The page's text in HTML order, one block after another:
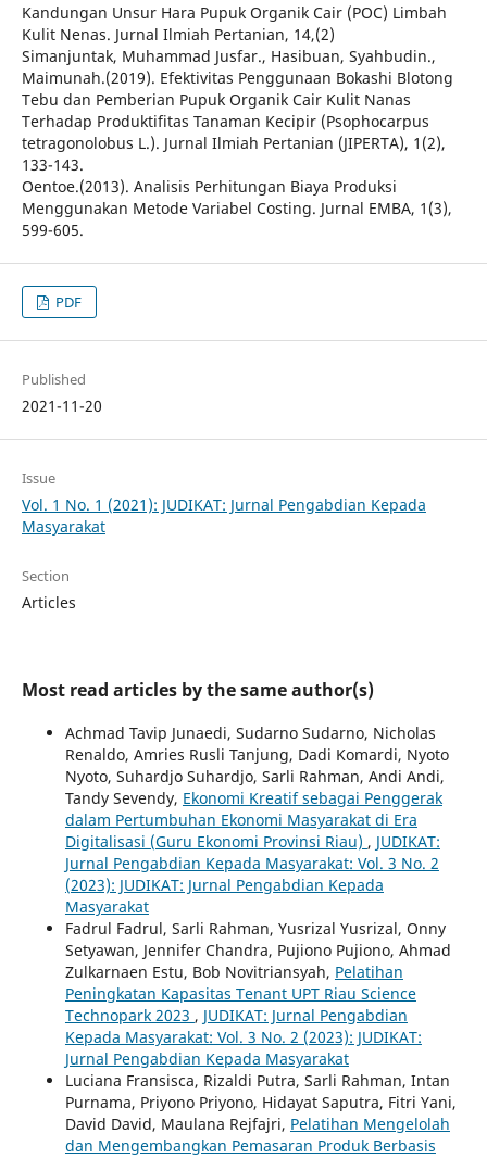
Kandungan Unsur Hara Pupuk Organik Cair (POC) Limbah
Kulit Nenas. Jurnal Ilmiah Pertanian, 14,(2)
Simanjuntak, Muhammad Jusfar., Hasibuan, Syahbudin.,
Maimunah.(2019). Efektivitas Penggunaan Bokashi Blotong
Tebu dan Pemberian Pupuk Organik Cair Kulit Nanas
Terhadap Produktifitas Tanaman Kecipir (Psophocarpus
tetragonolobus L.). Jurnal Ilmiah Pertanian (JIPERTA), 1(2),
133-143.
Oentoe.(2013). Analisis Perhitungan Biaya Produksi
Menggunakan Metode Variabel Costing. Jurnal EMBA, 1(3),
599-605.
PDF
Published
2021-11-20
Issue
Vol. 1 No. 1 (2021): JUDIKAT: Jurnal Pengabdian Kepada
Masyarakat
Section
Articles
Most read articles by the same author(s)
Achmad Tavip Junaedi, Sudarno Sudarno, Nicholas
Renaldo, Amries Rusli Tanjung, Dadi Komardi, Nyoto
Nyoto, Suhardjo Suhardjo, Sarli Rahman, Andi Andi,
Tandy Sevendy, Ekonomi Kreatif sebagai Penggerak
dalam Pertumbuhan Ekonomi Masyarakat di Era
Digitalisasi (Guru Ekonomi Provinsi Riau) , JUDIKAT:
Jurnal Pengabdian Kepada Masyarakat: Vol. 3 No. 2
(2023): JUDIKAT: Jurnal Pengabdian Kepada
Masyarakat
Fadrul Fadrul, Sarli Rahman, Yusrizal Yusrizal, Onny
Setyawan, Jennifer Chandra, Pujiono Pujiono, Ahmad
Zulkarnaen Estu, Bob Novitriansyah, Pelatihan
Peningkatan Kapasitas Tenant UPT Riau Science
Technopark 2023 , JUDIKAT: Jurnal Pengabdian
Kepada Masyarakat: Vol. 3 No. 2 (2023): JUDIKAT:
Jurnal Pengabdian Kepada Masyarakat
Luciana Fransisca, Rizaldi Putra, Sarli Rahman, Intan
Purnama, Priyono Priyono, Hidayat Saputra, Fitri Yani,
David David, Maulana Rejfajri, Pelatihan Mengelolah
dan Mengembangkan Pemasaran Produk Berbasis